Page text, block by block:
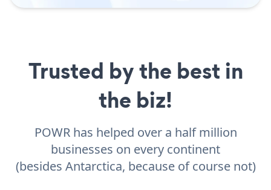
Trusted by the best in
the biz!
POWR has helped over a half million
businesses on every continent
(besides Antarctica, because of course not)